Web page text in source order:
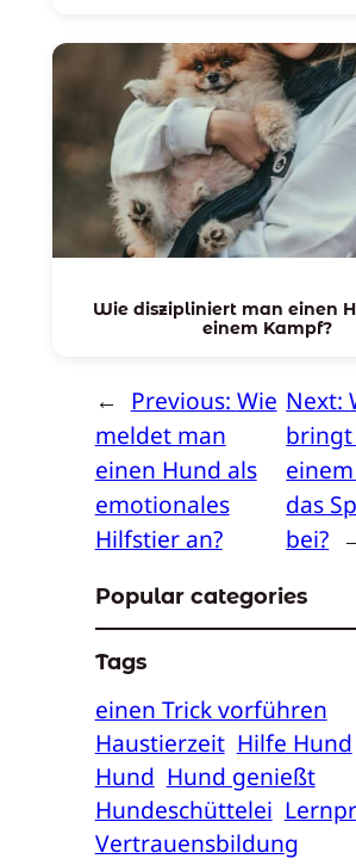
Wie diszipliniert man einen
einem Kampf?
← Previous: Wie
meldet man
einen Hund als
emotionales
Hilfstier an?
Next:
das
bei?
Popular categories
Tags
einen Trick vorführen
Haustierzeit Hilfe Hund
Hund Hund genießt
Hundeschüttelei
Vertrauensbildung